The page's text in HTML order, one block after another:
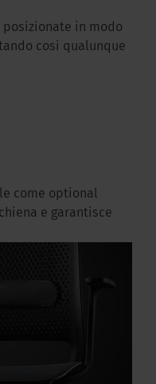
in modo
cosi qualunque
come optional
e garantisce